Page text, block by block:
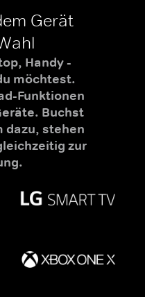
Gerät
Handy -
möchtest.
Funktionen
Buchst
dazu, stehen
zur